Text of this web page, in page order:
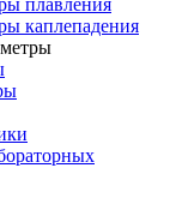
плавления
каплепадения